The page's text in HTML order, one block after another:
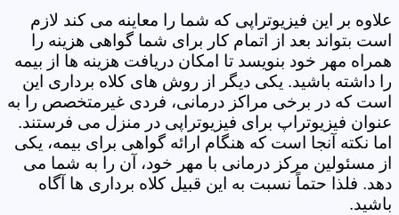
علاوه بر این فیزیوتراپی که شما را معاینه می کند لازم
است بتواند بعد از اتمام کار برای شما گواهی هزینه را
همراه مهر خود بنویسد تا امکان دریافت هزینه ها از بیمه
را داشته باشید. یکی دیگر از روش های کلاه برداری این
است که در برخی مراکز درمانی، فردی غیرمتخصص را به
عنوان فیزیوتراپ برای فیزیوتراپی در منزل می فرستند.
اما نکته آنجا است که هنگام ارائه گواهی برای بیمه، یکی
از مسئولین مرکز درمانی با مهر خود، آن را به شما می
دهد. فلذا حتماً نسبت به این قبیل کلاه برداری ها آگاه
باشید.